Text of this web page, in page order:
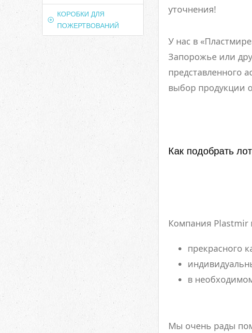
КОРОБКИ ДЛЯ
ПОЖЕРТВОВАНИЙ
уточнения!
У нас в
Запорожье или
представленного
выбор продукции
Как подобрать
Компания Plastmir
прекрасного
в
Мы очень рады